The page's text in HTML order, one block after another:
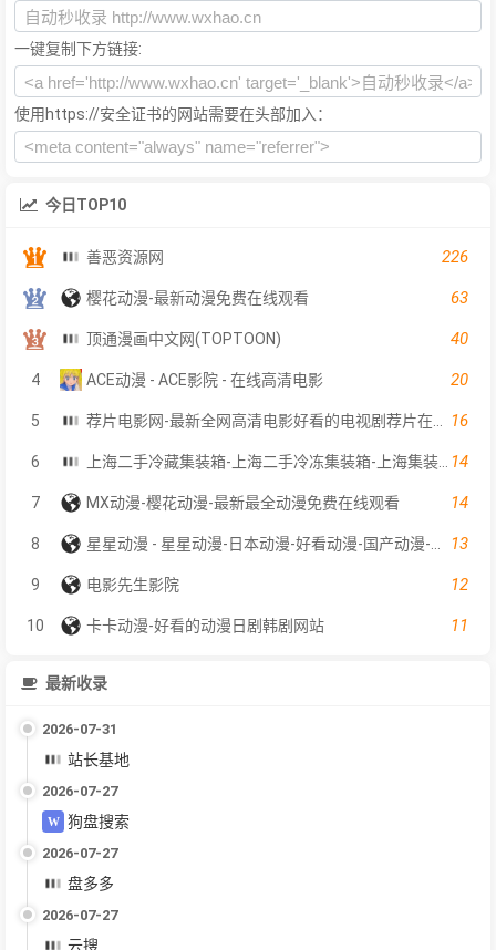
一键复制下方链接:
使用https://安全证书的网站需要在头部加入：
今日TOP10
善恶资源网 226
樱花动漫-最新动漫免费在线观看 63
顶通漫画中文网(TOPTOON) 40
4 ACE动漫 - ACE影院 - 在线高清电影 20
5 16
6 14
7 MX动漫-樱花动漫-最新最全动漫免费在线观看 14
8 13
9 电影先生影院 12
10 卡卡动漫-好看的动漫日剧韩剧网站 11
最新收录
2026-07-31
站长基地
2026-07-27
狗盘搜索
2026-07-27
盘多多
2026-07-27
云搜